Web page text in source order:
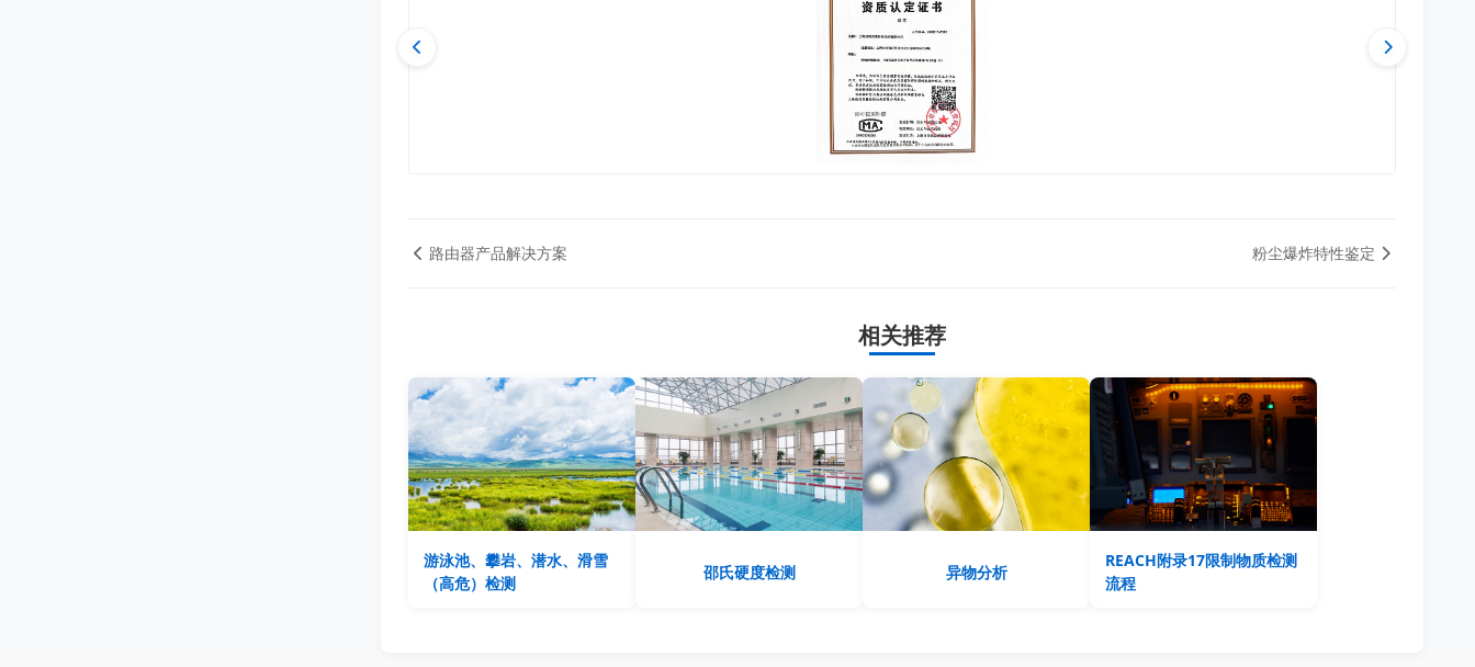
路由器产品解决方案 粉尘爆炸特性鉴定
相关推荐
游泳池、攀岩、潜水、滑雪
（高危）检测
邵氏硬度检测 异物分析
REACH附录17限制物质检测
流程